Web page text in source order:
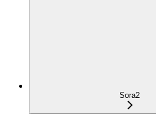
Sora2